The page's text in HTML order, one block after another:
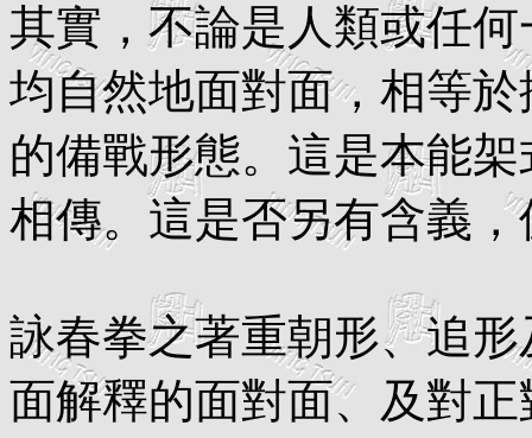
其實，不論是人類或任
均自然地面對面，相等
的備戰形態。這是本能
相傳。這是否另有含義
詠春拳之著重朝形、追
面解釋的面對面、及對